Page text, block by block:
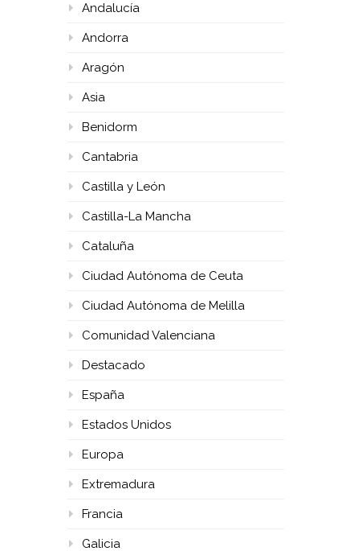
Andalucía
Andorra
Aragón
Asia
Benidorm
Cantabria
Castilla y León
Castilla-La Mancha
Cataluña
Ciudad Autónoma de Ceuta
Ciudad Autónoma de Melilla
Comunidad Valenciana
Destacado
España
Estados Unidos
Europa
Extremadura
Francia
Galicia